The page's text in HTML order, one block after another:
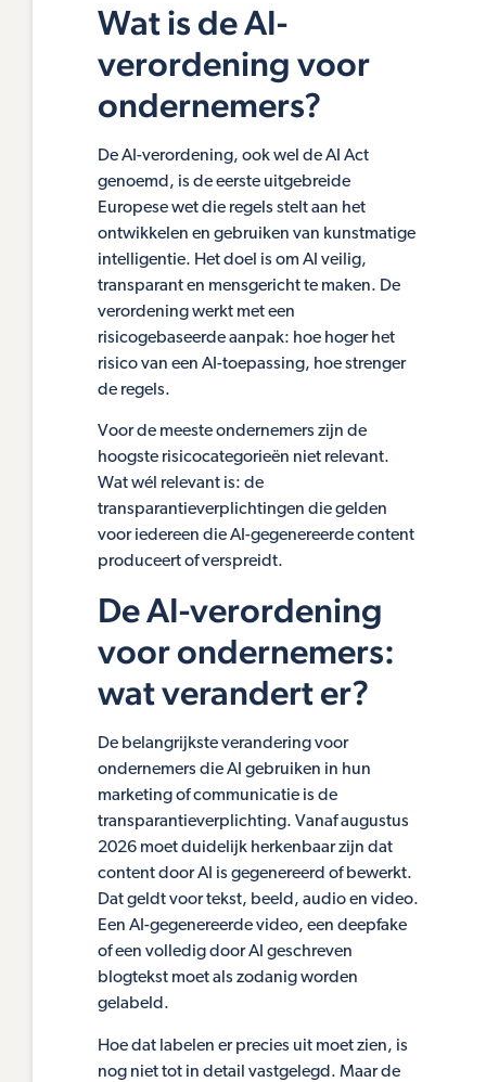
Wat is de AI-
verordening voor
ondernemers?
De AI-verordening, ook wel de AI Act
genoemd, is de eerste uitgebreide
Europese wet die regels stelt aan het
ontwikkelen en gebruiken van kunstmatige
intelligentie. Het doel is om AI veilig,
transparant en mensgericht te maken. De
verordening werkt met een
risicogebaseerde aanpak: hoe hoger het
risico van een AI-toepassing, hoe strenger
de regels.
Voor de meeste ondernemers zijn de
hoogste risicocategorieën niet relevant.
Wat wél relevant is: de
transparantieverplichtingen die gelden
voor iedereen die AI-gegenereerde content
produceert of verspreidt.
De AI-verordening
voor ondernemers:
wat verandert er?
De belangrijkste verandering voor
ondernemers die AI gebruiken in hun
marketing of communicatie is de
transparantieverplichting. Vanaf augustus
2026 moet duidelijk herkenbaar zijn dat
content door AI is gegenereerd of bewerkt.
Dat geldt voor tekst, beeld, audio en video.
Een AI-gegenereerde video, een deepfake
of een volledig door AI geschreven
blogtekst moet als zodanig worden
gelabeld.
Hoe dat labelen er precies uit moet zien, is
nog niet tot in detail vastgelegd. Maar de